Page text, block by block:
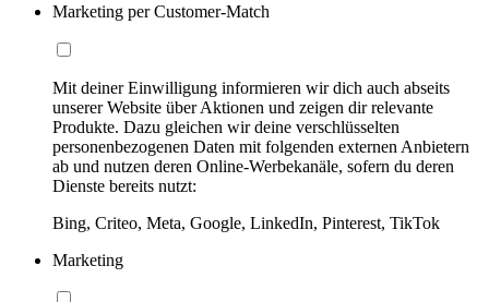
Marketing per Customer-Match
Mit deiner Einwilligung informieren wir dich auch abseits
unserer Website über Aktionen und zeigen dir relevante
Produkte. Dazu gleichen wir deine verschlüsselten
personenbezogenen Daten mit folgenden externen Anbietern
ab und nutzen deren Online-Werbekanäle, sofern du deren
Dienste bereits nutzt:
Bing, Criteo, Meta, Google, LinkedIn, Pinterest, TikTok
Marketing